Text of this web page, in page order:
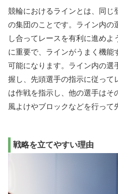
競輪におけるラインとは、同じ
の集団のことです。ライン内の
し合ってレースを有利に進めよ
に重要で、ラインがうまく機能
可能になります。ライン内の選
握し、先頭選手の指示に従って
は作戦を指示し、他の選手はそ
風よけやブロックなどを行って
戦略を立てやすい理由